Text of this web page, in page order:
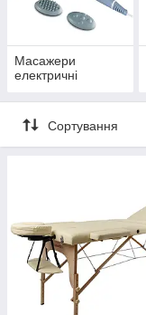
Масажери
електричні
Сортування